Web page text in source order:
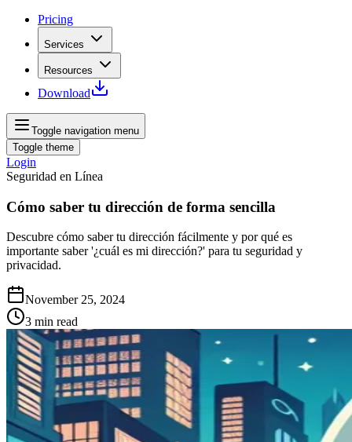
Pricing
Services
Resources
Download
Toggle navigation menu
Toggle theme
Login
Seguridad en Línea
Cómo saber tu dirección de forma sencilla
Descubre cómo saber tu dirección fácilmente y por qué es
importante saber '¿cuál es mi dirección?' para tu seguridad y
privacidad.
November 25, 2024
3 min read